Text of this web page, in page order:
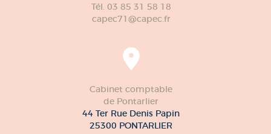
Tél. 03 85 31 58 18
capec71@capec.fr
Cabinet comptable
de Pontarlier
44 Ter Rue Denis Papin
25300 PONTARLIER